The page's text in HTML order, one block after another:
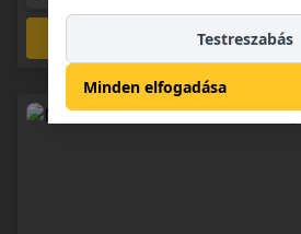
Kosárba
Minden elfogadása
Testreszabás